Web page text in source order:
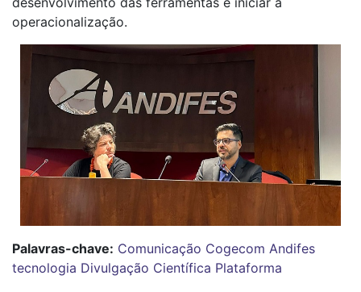
operacionalização.
Palavras-chave: Comunicação Cogecom Andifes
tecnologia Divulgação Científica Plataforma